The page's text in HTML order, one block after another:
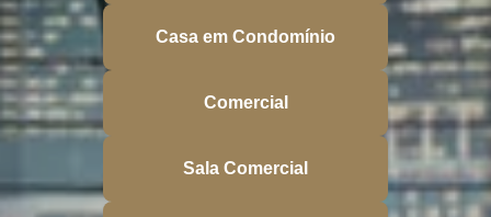
Casa em Condomínio
Comercial
Sala Comercial